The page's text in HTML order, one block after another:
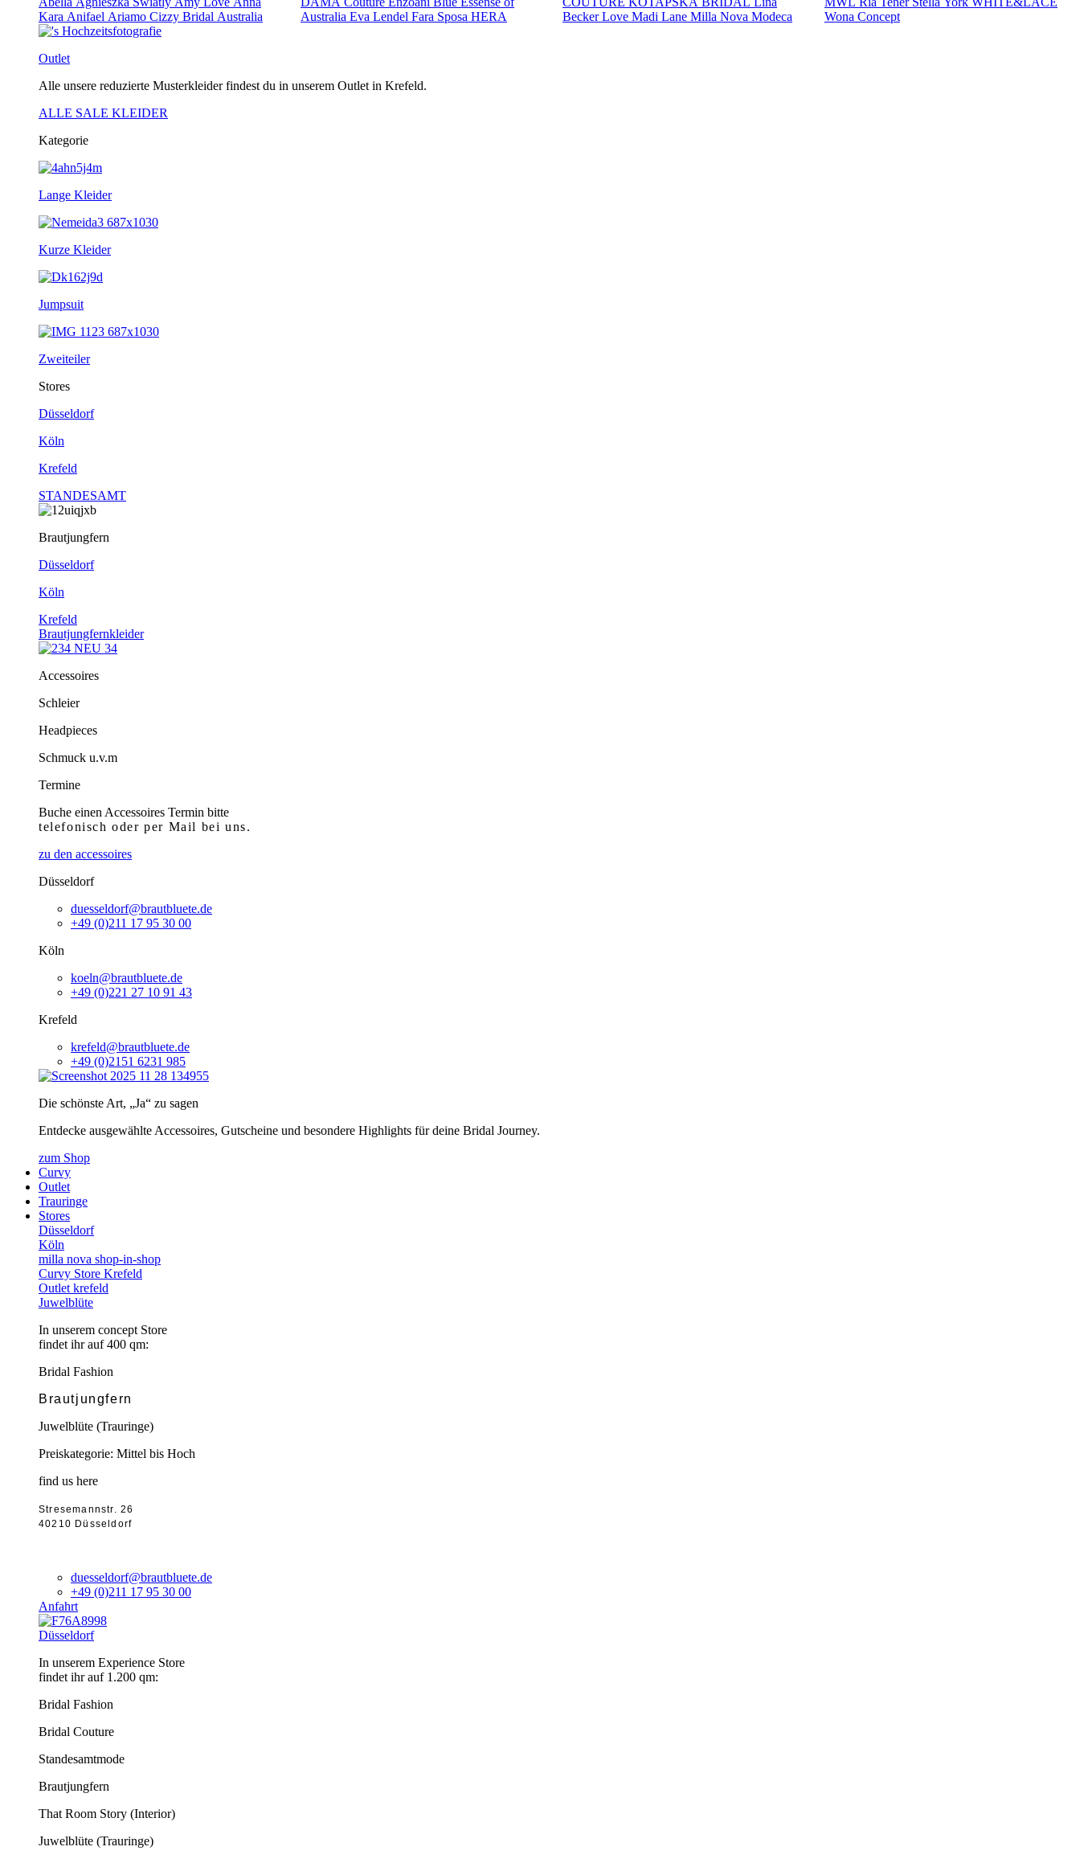
Kara Anifael Ariamo Cizzy Bridal Australia
Australia Eva Lendel Fara Sposa HERA
BeckerLove Madi Lane Milla Nova Modeca
Wona Concept
Outlet
Alle unsere reduzierte Musterkleider findest du in unserem Outlet in Krefeld.
ALLE SALE KLEIDER
Kategorie
Lange Kleider
Kurze Kleider
Jumpsuit
Zweiteiler
Stores
Düsseldorf
Köln
Krefeld
STANDESAMT
Brautjungfern
Düsseldorf
Köln
Krefeld
Brautjungfernkleider
Accessoires
Schleier
Headpieces
Schmuck u.v.m
Termine
Buche einen Accessoires Termin bitte
telefonischoder per Mail bei uns.
zu den accessoires
Düsseldorf
duesseldorf@brautbluete.de
+49 (0)211 17 95 30 00
Köln
koeln@brautbluete.de
+49 (0)221 27 10 91 43
Krefeld
krefeld@brautbluete.de
+49 (0)2151 6231 985
Die schönste Art, „Ja“ zu sagen
Entdecke ausgewählte Accessoires, Gutscheine und besondere Highlights für deine Bridal Journey.
zum Shop
Curvy
Outlet
Trauringe
Stores
Düsseldorf
Köln
milla nova shop-in-shop
Curvy Store Krefeld
Outlet krefeld
Juwelblüte
In unserem concept Store
findet ihr auf 400 qm:
Bridal Fashion
Brautjungfern
Juwelblüte (Trauringe)
Preiskategorie: Mittel bis Hoch
find us here
Stresemannstr. 26
40210 Düsseldorf
duesseldorf@brautbluete.de
+49 (0)211 17 95 30 00
Anfahrt
Düsseldorf
In unserem Experience Store
findet ihr auf 1.200 qm:
Bridal Fashion
Bridal Couture
Standesamtmode
Brautjungfern
That Room Story (Interior)
Juwelblüte (Trauringe)